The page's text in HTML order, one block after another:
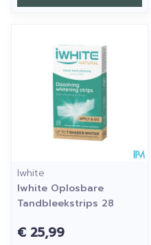
Iwhite
Iwhite Oplosbare
Tandbleekstrips 28
€ 25,99